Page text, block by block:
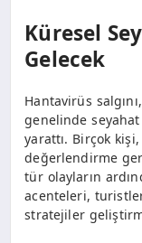
Küresel
Gelecek
Hantavirüs
genelinde
yarattı. Birçok
değerlendirme
tür olayların
acenteleri,
stratejiler